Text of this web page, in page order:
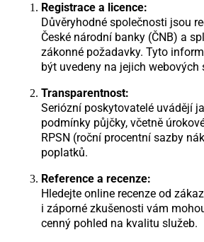
Registrace a licence:
Důvěryhodné společnosti jsou
České národní banky (ČNB) a
zákonné požadavky. Tyto
být uvedeny na jejich webových
Transparentnost:
Seriózní poskytovatelé uvádějí
podmínky půjčky, včetně
RPSN (roční procentní sazby
poplatků.
Reference a recenze:
Hledejte online recenze od
i záporné zkušenosti vám
cenný pohled na kvalitu služeb.